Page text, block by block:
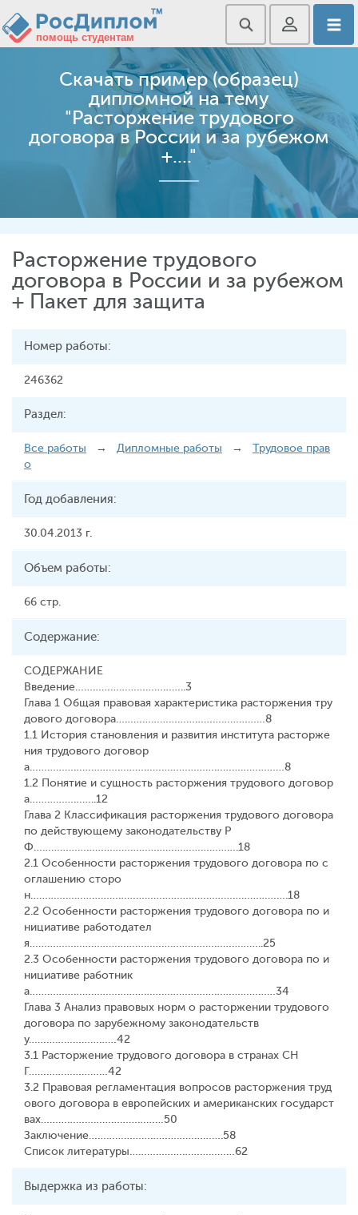
Скачать пример (образец)
дипломной на тему
"Расторжение трудового
договора в России и за рубежом
+...."
Расторжение трудового
договора в России и за рубежом
+ Пакет для защита
Номер работы:
246362
Раздел:
Все работы → Дипломные работы → Трудовое прав
о
Год добавления:
30.04.2013 г.
Объем работы:
66 стр.
Содержание:
СОДЕРЖАНИЕ
Введение………………………………..3
Глава 1 Общая правовая характеристика расторжения тру
дового договора……………………………………………8
1.1 История становления и развития института расторже
ния трудового договор
а……………………………………………………………………………8
1.2 Понятие и сущность расторжения трудового договор
а…………………..12
Глава 2 Классификация расторжения трудового договора
по действующему законодательству Р
Ф…………………………………………………………….18
2.1 Особенности расторжения трудового договора по с
оглашению сторо
н…………………………………………………………………………….18
2.2 Особенности расторжения трудового договора по и
нициативе работодател
я……………………………………………………………………..25
2.3 Особенности расторжения трудового договора по и
нициативе работник
а…………………………………………………………………………34
Глава 3 Анализ правовых норм о расторжении трудового
договора по зарубежному законодательств
у…………………………42
3.1 Расторжение трудового договора в странах СН
Г………………………42
3.2 Правовая регламентация вопросов расторжения труд
ового договора в европейских и американских государст
вах……………………………………50
Заключение……………………………………….58
Список литературы………………………………62
Выдержка из работы: